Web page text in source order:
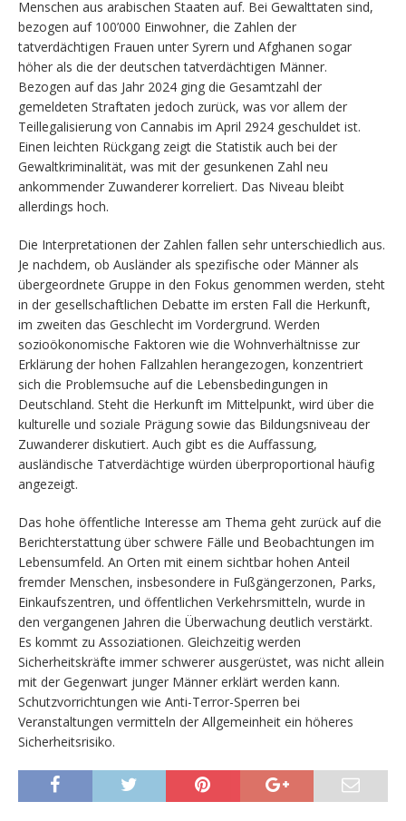
Menschen aus arabischen Staaten auf. Bei Gewalttaten sind,
bezogen auf 100’000 Einwohner, die Zahlen der
tatverdächtigen Frauen unter Syrern und Afghanen sogar
höher als die der deutschen tatverdächtigen Männer.
Bezogen auf das Jahr 2024 ging die Gesamtzahl der
gemeldeten Straftaten jedoch zurück, was vor allem der
Teillegalisierung von Cannabis im April 2924 geschuldet ist.
Einen leichten Rückgang zeigt die Statistik auch bei der
Gewaltkriminalität, was mit der gesunkenen Zahl neu
ankommender Zuwanderer korreliert. Das Niveau bleibt
allerdings hoch.
Die Interpretationen der Zahlen fallen sehr unterschiedlich aus.
Je nachdem, ob Ausländer als spezifische oder Männer als
übergeordnete Gruppe in den Fokus genommen werden, steht
in der gesellschaftlichen Debatte im ersten Fall die Herkunft,
im zweiten das Geschlecht im Vordergrund. Werden
sozioökonomische Faktoren wie die Wohnverhältnisse zur
Erklärung der hohen Fallzahlen herangezogen, konzentriert
sich die Problemsuche auf die Lebensbedingungen in
Deutschland. Steht die Herkunft im Mittelpunkt, wird über die
kulturelle und soziale Prägung sowie das Bildungsniveau der
Zuwanderer diskutiert. Auch gibt es die Auffassung,
ausländische Tatverdächtige würden überproportional häufig
angezeigt.
Das hohe öffentliche Interesse am Thema geht zurück auf die
Berichterstattung über schwere Fälle und Beobachtungen im
Lebensumfeld. An Orten mit einem sichtbar hohen Anteil
fremder Menschen, insbesondere in Fußgängerzonen, Parks,
Einkaufszentren, und öffentlichen Verkehrsmitteln, wurde in
den vergangenen Jahren die Überwachung deutlich verstärkt.
Es kommt zu Assoziationen. Gleichzeitig werden
Sicherheitskräfte immer schwerer ausgerüstet, was nicht allein
mit der Gegenwart junger Männer erklärt werden kann.
Schutzvorrichtungen wie Anti-Terror-Sperren bei
Veranstaltungen vermitteln der Allgemeinheit ein höheres
Sicherheitsrisiko.